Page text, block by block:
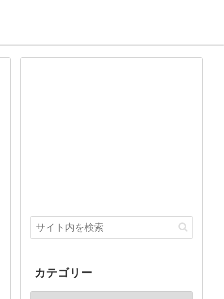
カテゴリー